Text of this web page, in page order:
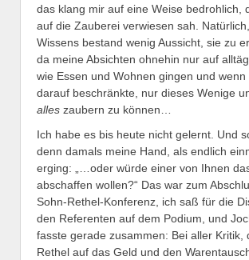
das klang mir auf eine Weise bedrohlich,
auf die Zauberei verwiesen sah.
Wissens bestand wenig Aussicht, sie zu
da meine Absichten ohnehin nur auf
wie Essen und Wohnen gingen und
darauf beschränkte, nur dieses Wenige
alles zaubern zu können…
Ich habe es bis heute nicht gelernt. Und
denn damals meine Hand, als endlich
erging: „…oder würde einer von Ihnen
abschaffen wollen?“ Das war zum
Sohn-Rethel-Konferenz, ich saß für die
den Referenten auf dem Podium, und
fasste gerade zusammen: Bei aller Kritik,
Rethel auf das Geld und den